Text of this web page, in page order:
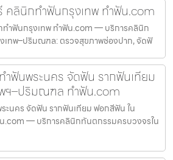
ลินิกทำฟันกรุงเทพ ทำฟัน.com
ำฟันกรุงเทพ ทำฟัน.com — บริการคลินิก
เทพ–ปริมณฑล: ตรวจสุขภาพช่องปาก, จัดฟั
ฟันพระนคร จัดฟัน รากฟันเทียม
ฯ–ปริมณฑล ทำฟัน.com
ะนคร จัดฟัน รากฟันเทียม ฟอกสีฟัน ใน
.com — บริการคลินิกทันตกรรมครบวงจรใน